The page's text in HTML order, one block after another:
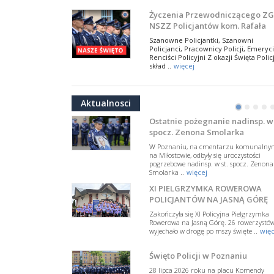
Życzenia Przewodniczącego ZG
NSZZ Policjantów kom. Rafała
Jankowskiego z okazji Święta
Policji 2026
Szanowne Policjantki, Szanowni
Policjanci, Pracownicy Policji,
Renciści Policyjni Z okazji Święta
skład .. więcej
NSZZ Policjantów: Policja nie
W przestrzeni publicznej po raz
pojawiły się wypowiedzi, które
w funkcjonariuszki i funkcjonariuszy
Policj .. więcej
Dodatkowe zarobkowanie
policjantów. NSZZP: obecne
rozwiązania wymagają zmian
zmiany przepisów regulujących
podejmowanie przez policjantów
dodatkowej pracy zarobkowe ..
więcej
Krok 1. Umorzenie. Krok 2.
z hejtem
Postępowanie dotyczące interwencji
Policji w miejscu zamieszkania red.
Tomasza Sakiewicza zostało
Aktualnosci
•• • •
NSZZ Policjantów
Na zaproszenie Zarządu Głównego NSZZ
Policjantów w Polsce gościł Rafael
Departamentu Policji w Nowym Jorku, o
.. więcej
PAMIĘTAMY I ODDAJMY HOŁD
SIERŻ. MARKOWI SIENICKIEMU
poświęconą starszemu sierżantowi Mar
Ostatnie pożegnanie nadinsp. w
spocz. Zenona Smolarka
W Poznaniu, na cmentarzu
na Miłostowie, odbyły się uroczystości
pogrzebowe nadinsp. w st. spocz. Zenona
Smolarka .. więcej
XI PIELGRZYMKA ROWEROWA
POLICJANTÓW NA JASNĄ GÓRĘ
Zakończyła się XI Policyjna Pielgrzymka
Rowerowa na Jasną Górę. 26
wyjechało w drogę po mszy święte ..
Święto Policji w Poznaniu
28 lipca 2026 roku na placu Komendy